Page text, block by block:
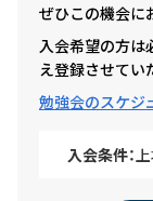
ぜひこの機会に
入会希望の方は
え登録させてい
勉強会のスケジ
入会条件：